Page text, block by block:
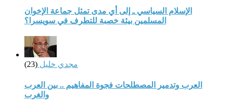
الإسلام السياسي ـ إلى أي مدى تمثل جماعة الإخوان
المسلمين بيئة خصبة للتطرف في سويسرا؟
مجدي خليل (23)
العرب وتدمير المصطلحات فجوة المفاهيم .. بين العرب
والغرب